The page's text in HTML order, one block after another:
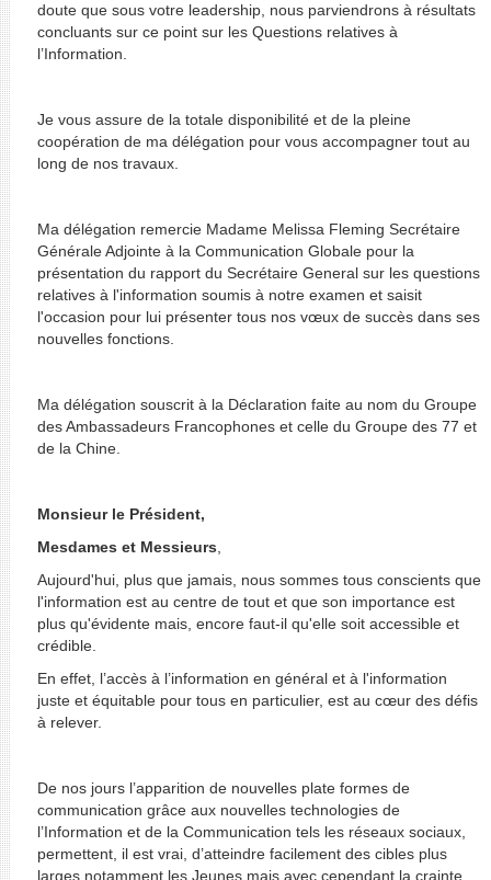
doute que sous votre leadership, nous parviendrons à résultats
concluants sur ce point sur les Questions relatives à
l’Information.
Je vous assure de la totale disponibilité et de la pleine
coopération de ma délégation pour vous accompagner tout au
long de nos travaux.
Ma délégation remercie Madame Melissa Fleming Secrétaire
Générale Adjointe à la Communication Globale pour la
présentation du rapport du Secrétaire General sur les questions
relatives à l'information soumis à notre examen et saisit
l'occasion pour lui présenter tous nos vœux de succès dans ses
nouvelles fonctions.
Ma délégation souscrit à la Déclaration faite au nom du Groupe
des Ambassadeurs Francophones et celle du Groupe des 77 et
de la Chine.
Monsieur le Président,
Mesdames et Messieurs
Aujourd'hui, plus que jamais, nous sommes tous conscients que
l'information est au centre de tout et que son importance est
plus qu'évidente mais, encore faut-il qu'elle soit accessible et
crédible.
En effet, l’accès à l’information en général et à l'information
juste et équitable pour tous en particulier, est au cœur des défis
à relever.
De nos jours l’apparition de nouvelles plate formes de
communication grâce aux nouvelles technologies de
l’Information et de la Communication tels les réseaux sociaux,
permettent, il est vrai, d’atteindre facilement des cibles plus
larges notamment les Jeunes mais avec cependant la crainte